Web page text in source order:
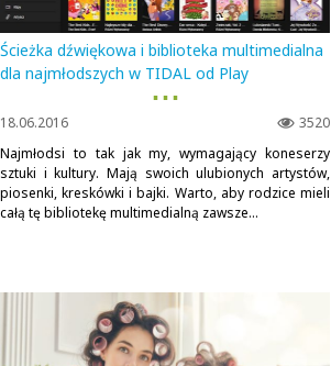
Ścieżka dźwiękowa i biblioteka multimedialna
dla najmłodszych w TIDAL od Play
▪ ▪ ▪
3520
18.06.2016
Najmłodsi to tak jak my, wymagający koneserzy
sztuki i kultury. Mają swoich ulubionych artystów,
piosenki, kreskówki i bajki. Warto, aby rodzice mieli
całą tę bibliotekę multimedialną zawsze...